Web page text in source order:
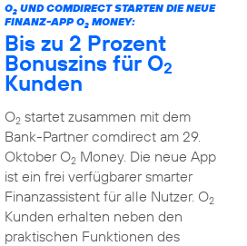
O2UND COMDIRECT STARTEN DIE NEUE
FINANZ-APP O2MONEY:
Bis zu 2 Prozent
Bonuszins für O2
Kunden
O2startet zusammen mit dem
Bank-Partner comdirect am 29.
Oktober O2Money. Die neue App
ist ein frei verfügbarer smarter
Finanzassistent für alle Nutzer. O2
Kunden erhalten neben den
praktischen Funktionen des